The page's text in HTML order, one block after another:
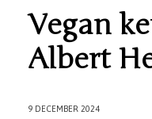
Vegan
Albert
9 DECEMBER 2024